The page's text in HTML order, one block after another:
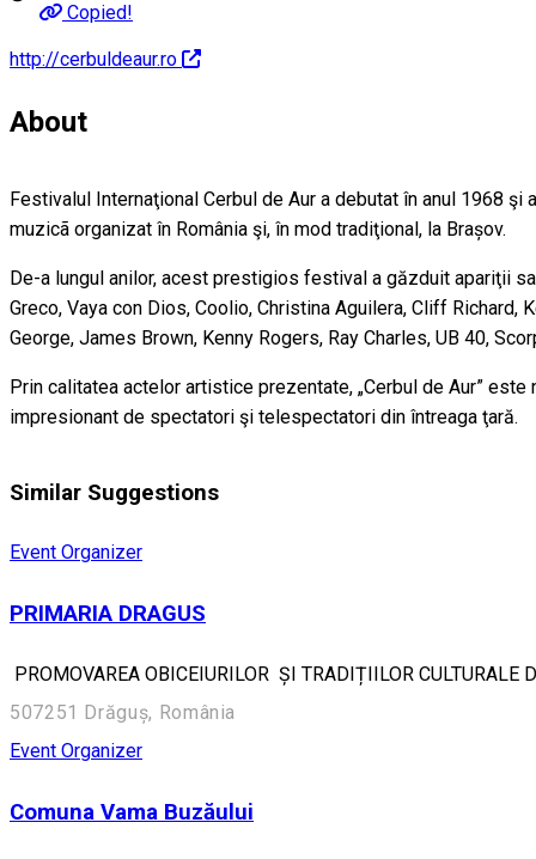
Copied!
http://cerbuldeaur.ro
About
Festivalul Internaţional Cerbul de Aur a debutat în anul 1968
muzicã organizat în România şi, în mod tradiţional, la Brașov.
De-a lungul anilor, acest prestigios festival a găzduit apariţii
Greco, Vaya con Dios, Coolio, Christina Aguilera, Cliff Richard,
George, James Brown, Kenny Rogers, Ray Charles, UB 40,
Prin calitatea actelor artistice prezentate, „Cerbul de Aur”
impresionant de spectatori şi telespectatori din întreaga ţară.
Similar Suggestions
Event Organizer
PRIMARIA DRAGUS
PROMOVAREA OBICEIURILOR ȘI TRADIȚIILOR
507251 Drăguș, România
Event Organizer
Comuna Vama Buzăului